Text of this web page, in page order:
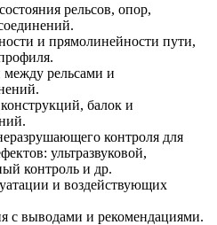
рельсов, опор,
и прямолинейности пути,
между рельсами и
балок и
контроля для
ультразвуковой,
контроль и др.
и воздействующих
с выводами и рекомендациями.